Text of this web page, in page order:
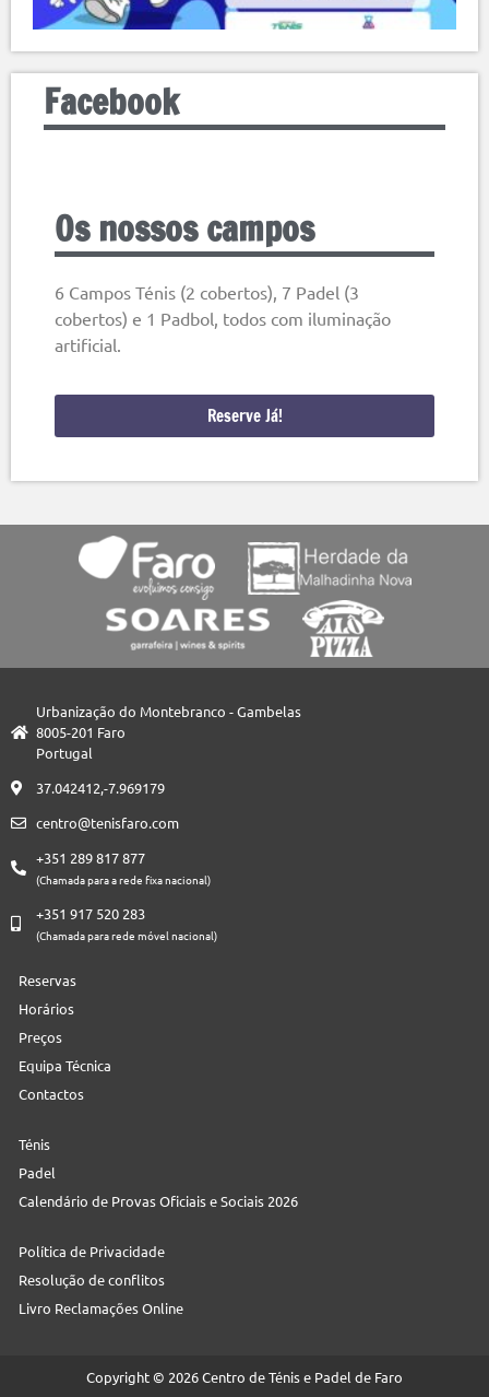
Facebook
Os nossos campos
6 Campos Ténis (2 cobertos), 7 Padel (3
cobertos) e 1 Padbol, todos com iluminação
artificial.
Reserve Já!
Urbanização do Montebranco - Gambelas
8005-201 Faro
Portugal
37.042412,-7.969179
centro@tenisfaro.com
+351 289 817 877
(Chamada para a rede fixa nacional)
+351 917 520 283
(Chamada para rede móvel nacional)
Reservas
Horários
Preços
Equipa Técnica
Contactos
Ténis
Padel
Calendário de Provas Oficiais e Sociais 2026
Política de Privacidade
Resolução de conflitos
Livro Reclamações Online
Copyright © 2026 Centro de Ténis e Padel de Faro